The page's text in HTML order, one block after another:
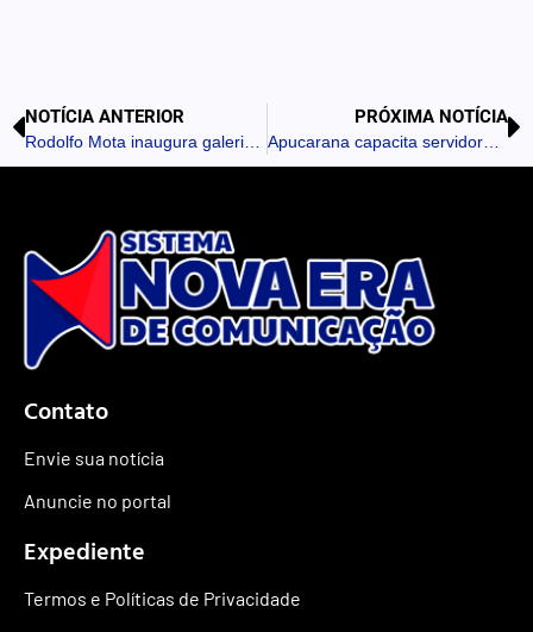
NOTÍCIA ANTERIOR PRÓXIMA NOTÍCIA
Apucarana capacita servidores para o resgate de animais silvestres
Contato
Envie sua notícia
Anuncie no portal
Expediente
Termos e Políticas de Privacidade